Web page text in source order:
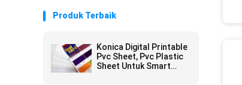
Produk Terbaik
Konica Digital Printable
Pvc Sheet, Pvc Plastic
Sheet Untuk Smart